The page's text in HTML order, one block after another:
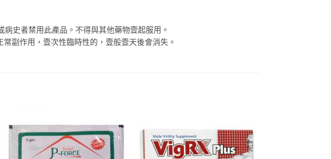
史者禁用此產品。不得與其他藥物壹起服用。
副作用，壹次性臨時性的，壹般壹天後會消失。